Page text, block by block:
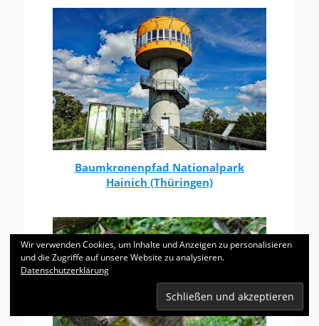
Baumkronenpfad Nationalpark
Hainich (Thüringen)
Wir verwenden Cookies, um Inhalte und Anzeigen zu personalisieren
und die Zugriffe auf unsere Website zu analysieren.
Datenschutzerklärung